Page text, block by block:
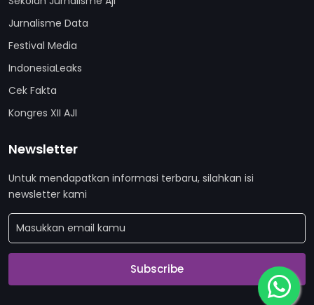
Jurnalisme Data
Festival Media
IndonesiaLeaks
Cek Fakta
Kongres XII AJI
Newsletter
Untuk mendapatkan informasi terbaru, silahkan isi
newsletter kami
Subscribe